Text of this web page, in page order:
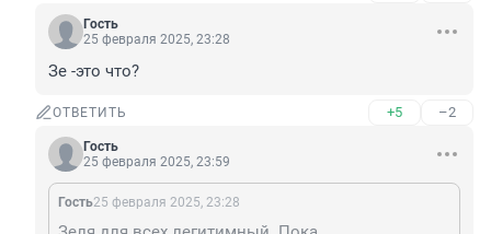
Гость
25 февраля 2025, 23:28
Зе -это что?
ОТВЕТИТЬ +5 –2
Гость
25 февраля 2025, 23:59
Гость25 февраля 2025, 23:28